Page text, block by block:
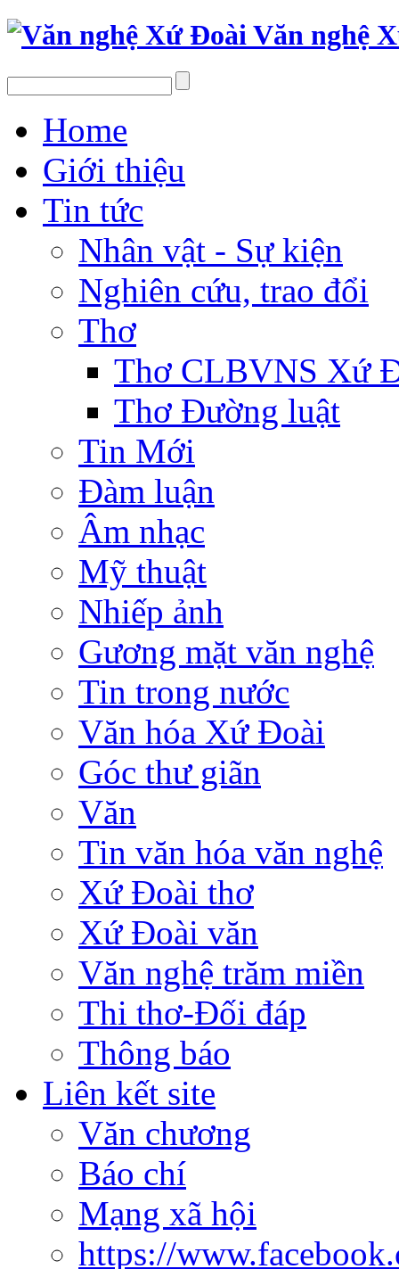
Văn nghệ
Home
Giới thiệu
Tin tức
Nhân vật - Sự kiện
Nghiên cứu, trao đổi
Thơ
Thơ CLBVNS Xứ
Thơ Đường luật
Tin Mới
Đàm luận
Âm nhạc
Mỹ thuật
Nhiếp ảnh
Gương mặt văn nghệ
Tin trong nước
Văn hóa Xứ Đoài
Góc thư giãn
Văn
Tin văn hóa văn nghệ
Xứ Đoài thơ
Xứ Đoài văn
Văn nghệ trăm miền
Thi thơ-Đối đáp
Thông báo
Liên kết site
Văn chương
Báo chí
Mạng xã hội
https://